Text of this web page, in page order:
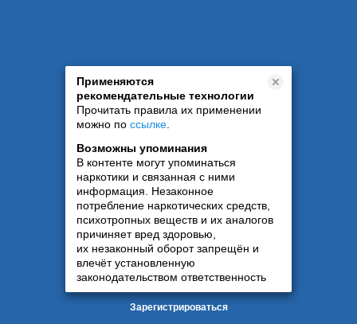
Применяются
рекомендательные технологии
Прочитать правила их применении
можно по ссылке
Возможны упоминания
В контенте могут упоминаться
наркотики и связанная с ними
информация. Незаконное
потребление наркотических средств,
психотропных веществ и их аналогов
причиняет вред здоровью,
их незаконный оборот запрещён и
влечёт установленную
законодательством ответственность
Зарегистрироваться